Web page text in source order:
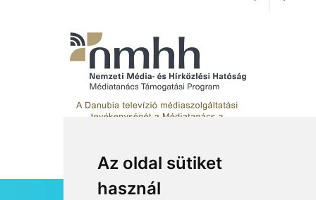
Az oldal sütiket
használ